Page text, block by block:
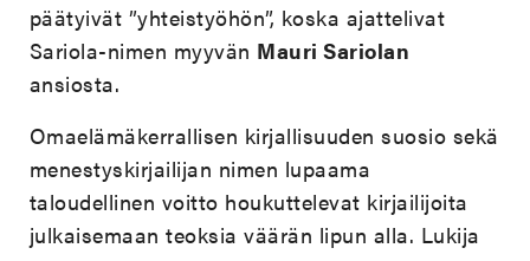
päätyivät ”yhteistyöhön”, koska ajattelivat
Sariola-nimen myyvän Mauri Sariolan
ansiosta.
Omaelämäkerrallisen kirjallisuuden suosio sekä
menestyskirjailijan nimen lupaama
taloudellinen voitto houkuttelevat kirjailijoita
julkaisemaan teoksia väärän lipun alla. Lukija